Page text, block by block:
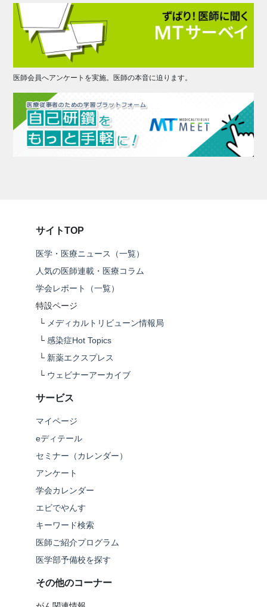
医師会員へアンケートを実施。医師の本音に迫ります。
サイトTOP
医学・医療ニュース（一覧）
人気の医師連載・医療コラム
学会レポート（一覧）
特設ページ
└ メディカルトリビューン情報局
└ 感染症Hot Topics
└ 新薬エクスプレス
└ ウェビナーアーカイブ
サービス
マイページ
eディテール
セミナー（カレンダー）
アンケート
学会カレンダー
エビでやんす
キーワード検索
医師ご紹介プログラム
医学部予備校を探す
その他のコーナー